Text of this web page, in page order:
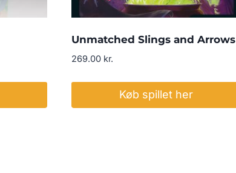
Unmatched Slings and Arrows
269.00 kr.
Køb spillet her